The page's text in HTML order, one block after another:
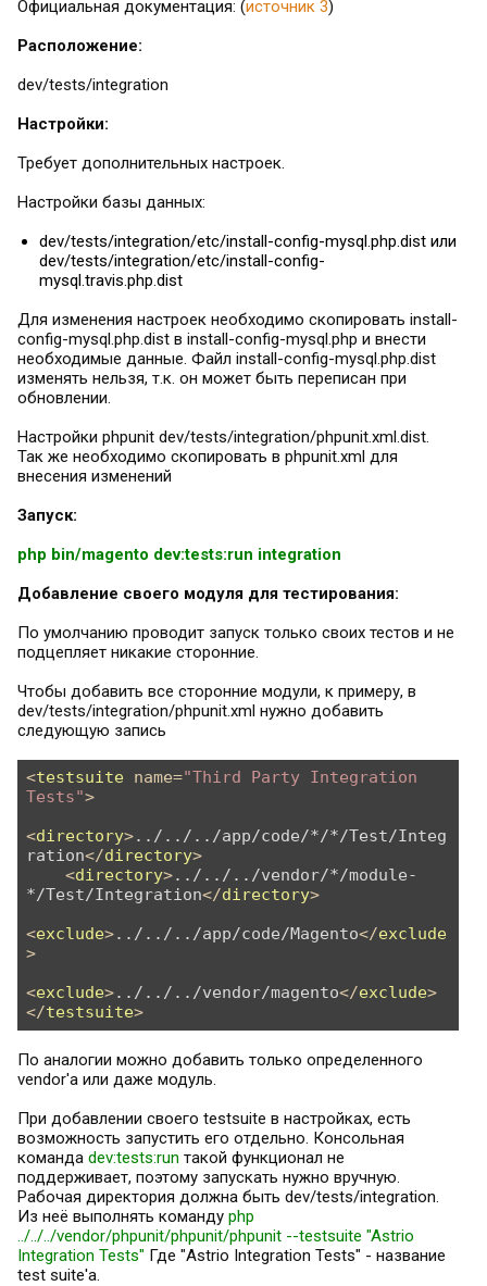
Официальная документация: (источник 3)
Расположение:
dev/tests/integration
Настройки:
Требует дополнительных настроек.
Настройки базы данных:
dev/tests/integration/etc/install-config-mysql.php.dist или
dev/tests/integration/etc/install-config-
mysql.travis.php.dist
Для изменения настроек необходимо скопировать install-
config-mysql.php.dist в install-config-mysql.php и внести
необходимые данные. Файл install-config-mysql.php.dist
изменять нельзя, т.к. он может быть переписан при
обновлении.
Настройки phpunit dev/tests/integration/phpunit.xml.dist.
Так же необходимо скопировать в phpunit.xml для
внесения изменений
Запуск:
php bin/magento dev:tests:run integration
Добавление своего модуля для тестирования:
По умолчанию проводит запуск только своих тестов и не
подцепляет никакие сторонние.
Чтобы добавить все сторонние модули, к примеру, в
dev/tests/integration/phpunit.xml нужно добавить
следующую запись
<testsuite name="Third Party Integration
Tests">
<directory>../../../app/code/*/*/Test/Integ
ration</directory>
<directory>../../../vendor/*/module-
*/Test/Integration</directory>
<exclude>../../../app/code/Magento</exclude
>
<exclude>../../../vendor/magento</exclude>
</testsuite>
По аналогии можно добавить только определенного
vendor'а или даже модуль.
При добавлении своего testsuite в настройках, есть
возможность запустить его отдельно. Консольная
команда dev:tests:run такой функционал не
поддерживает, поэтому запускать нужно вручную.
Рабочая директория должна быть dev/tests/integration.
Из неё выполнять команду php
../../../vendor/phpunit/phpunit/phpunit --testsuite "Astrio
Integration Tests" Где "Astrio Integration Tests" - название
test suite'а.